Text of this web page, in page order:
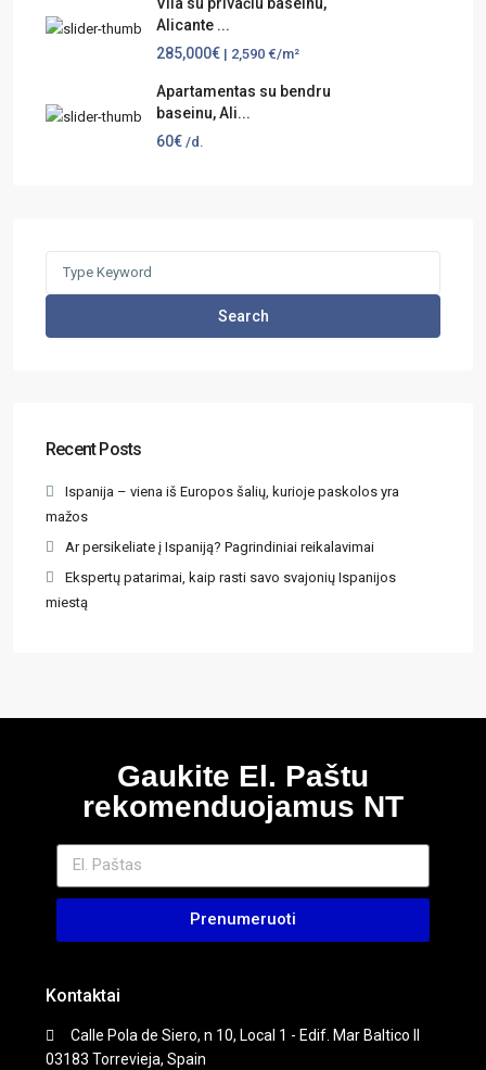
Alicante ...
285,000€ | 2,590 €/m²
Apartamentas su bendru
baseinu, Ali...
60€ /d.
Search
Recent Posts
Ispanija – viena iš Europos šalių, kurioje paskolos yra
mažos
Ar persikeliate į Ispaniją? Pagrindiniai reikalavimai
Ekspertų patarimai, kaip rasti savo svajonių Ispanijos
miestą
Gaukite El. Paštu
rekomenduojamus NT
Prenumeruoti
Kontaktai
Calle Pola de Siero, n 10, Local 1 - Edif. Mar Baltico II
03183 Torrevieja, Spain